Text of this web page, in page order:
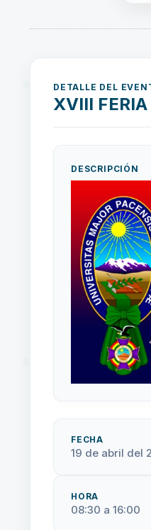
DETALLE DEL
XVIII
DESCRIPCIÓN
FECHA
19 de abril del
HORA
08:30 a 16:00